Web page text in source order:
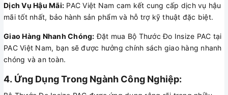
Dịch Vụ Hậu Mãi: PAC Việt Nam cam kết cung cấp dịch vụ hậu
mãi tốt nhất, bảo hành sản phẩm và hỗ trợ kỹ thuật đặc biệt.
Giao Hàng Nhanh Chóng: Đặt mua Bộ Thước Đo Insize PAC tại
PAC Việt Nam, bạn sẽ được hưởng chính sách giao hàng nhanh
chóng và an toàn.
4. Ứng Dụng Trong Ngành Công Nghiệp: